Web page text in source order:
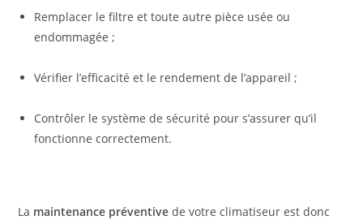
Remplacer le filtre et toute autre pièce usée ou
endommagée ;
Vérifier l’efficacité et le rendement de l’appareil ;
Contrôler le système de sécurité pour s’assurer qu’il
fonctionne correctement.
La maintenance préventive de votre climatiseur est donc